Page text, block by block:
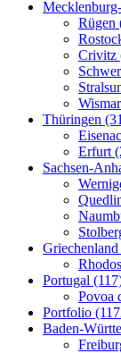
Rügen
Crivitz
Thüringen
Erfurt
Sachsen-
Portugal
Povoa
Portfolio
Baden-